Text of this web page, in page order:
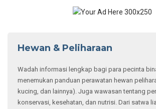
Hewan & Peliharaan
Wadah informasi lengkap bagi para pecinta
menemukan panduan perawatan hewan
kucing, dan lainnya). Juga wawasan tentang
konservasi, kesehatan, dan nutrisi. Dari satwa